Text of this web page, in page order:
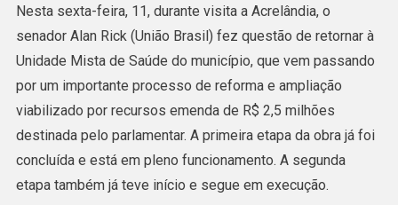
Atendendo
Com
Mais
Qualidade”,
Diz
Médico
Da
Unidade
Nesta sexta-feira, 11, durante visita a Acrelândia, o
senador Alan Rick (União Brasil) fez questão de retornar à
Unidade Mista de Saúde do município, que vem passando
por um importante processo de reforma e ampliação
viabilizado por recursos emenda de R$ 2,5 milhões
destinada pelo parlamentar. A primeira etapa da obra já foi
concluída e está em pleno funcionamento. A segunda
etapa também já teve início e segue em execução.